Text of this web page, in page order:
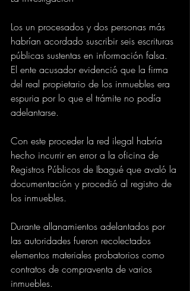
Los un procesados y dos personas más
habrían acordado suscribir seis escrituras
públicas sustentas en información falsa.
El ente acusador evidenció que la firma
del real propietario de los inmuebles era
espuria por lo que el trámite no podía
adelantarse.
Con este proceder la red ilegal habría
hecho incurrir en error a la oficina de
Registros Públicos de Ibagué que avaló la
documentación y procedió al registro de
los inmuebles.
Durante allanamientos adelantados por
las autoridades fueron recolectados
elementos materiales probatorios como
contratos de compraventa de varios
inmuebles.